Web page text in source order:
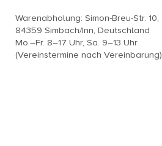
Warenabholung: Simon-Breu-Str. 10,
84359 Simbach/Inn, Deutschland
Mo.–Fr. 8–17 Uhr, Sa. 9–13 Uhr
(Vereinstermine nach Vereinbarung)